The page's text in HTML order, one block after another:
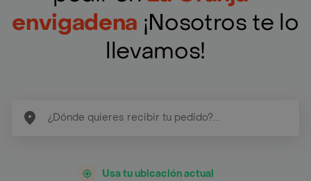
envigadena ¡Nosotros te lo
llevamos!
Usa tu ubicación actual